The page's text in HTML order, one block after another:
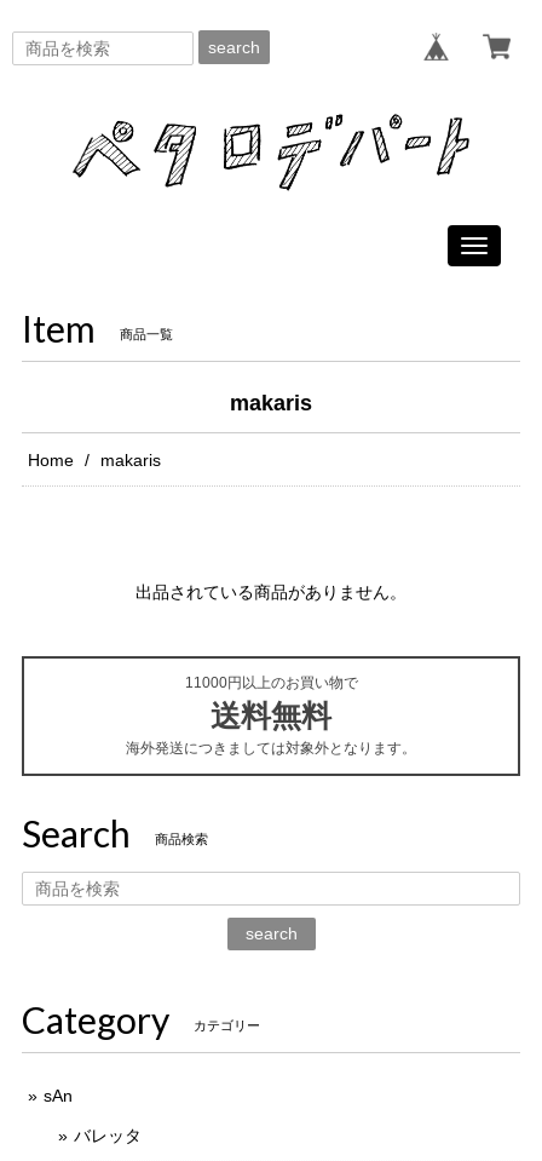
search
Toggle
Item 商品一覧
makaris
Home makaris
出品されている商品がありません。
11000円以上のお買い物で
送料無料
海外発送につきましては対象外となります。
Search 商品検索
search
Category カテゴリー
sAn
バレッタ